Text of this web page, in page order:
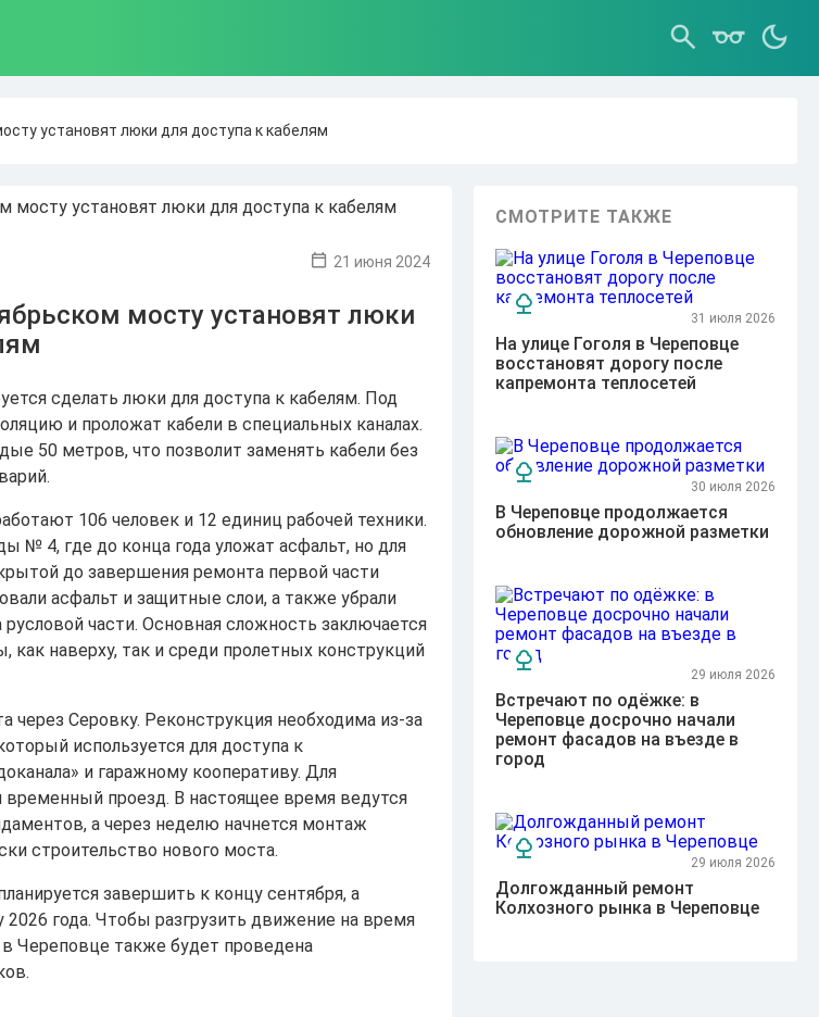
установят люки для доступа к кабелям
21 июня 2024
мосту установят люки
сделать люки для доступа к кабелям. Под
и проложат кабели в специальных каналах.
50 метров, что позволит заменять кабели без
106 человек и 12 единиц рабочей техники.
№ 4, где до конца года уложат асфальт, но для
до завершения ремонта первой части
асфальт и защитные слои, а также убрали
части. Основная сложность заключается
как наверху, так и среди пролетных конструкций
через Серовку. Реконструкция необходима из-за
используется для доступа к
и гаражному кооперативу. Для
временный проезд. В настоящее время ведутся
а через неделю начнется монтаж
строительство нового моста.
завершить к концу сентября, а
года. Чтобы разгрузить движение на время
Череповце также будет проведена
СМОТРИТЕ ТАКЖЕ
31 июля 2026
На улице Гоголя в Череповце
восстановят дорогу после
капремонта теплосетей
30 июля 2026
В Череповце продолжается
обновление дорожной разметки
29 июля 2026
Встречают по одёжке: в
Череповце досрочно начали
ремонт фасадов на въезде в
город
29 июля 2026
Долгожданный ремонт
Колхозного рынка в Череповце